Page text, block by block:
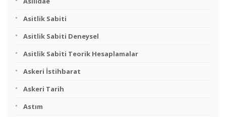
Asitlik Sabiti
Asitlik Sabiti Deneysel
Asitlik Sabiti Teorik Hesaplamalar
Askeri İstihbarat
Askeri Tarih
Astım